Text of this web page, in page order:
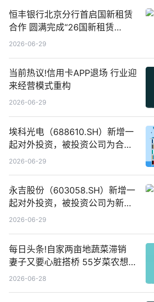
恒丰银行北京分行首启国新租赁
合作 圆满完成“26国新租赁
SCP003”发行_焦点精选
2026-06-29
当前热议!信用卡APP退场 行业迎
来经营模式重构
2026-06-29
埃科光电（688610.SH）新增一
起对外投资，被投资公司为合肥
元随信息技术有限公司
2026-06-29
永吉股份（603058.SH）新增一
起对外投资，被投资公司为新绘
纪（重庆）科技有限公司
2026-06-29
每日头条!自家两亩地蔬菜滞销
妻子又要心脏搭桥 55岁菜农想
多卖点菜筹治病钱
2026-06-28